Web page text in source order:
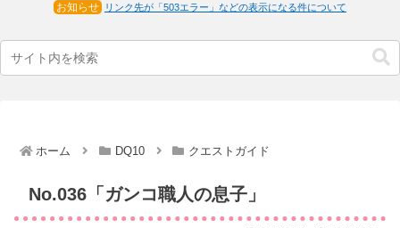
お知らせ リンク先が「503エラー」などの表示になる件について
ホーム DQ10 クエストガイド
No.036「ガンコ職人の息子」